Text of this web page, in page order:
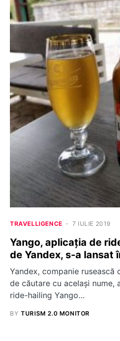
TRAVELLIGENCE 7 IULIE 2019
Yango, aplicația de
de Yandex, s-a lansat
Yandex, companie
de căutare cu același nume,
ride-hailing Yango…
BY TURISM 2.0 MONITOR